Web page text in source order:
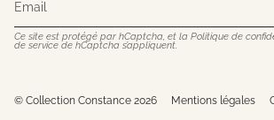
Ce site est protégé par hCaptcha, et la Politique de
de service de hCaptcha s’appliquent.
© Collection Constance 2026 Mentions légales